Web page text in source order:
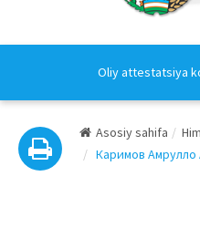
Oliy attestatsiya
Asosiy sahifa
Каримов Амрулло